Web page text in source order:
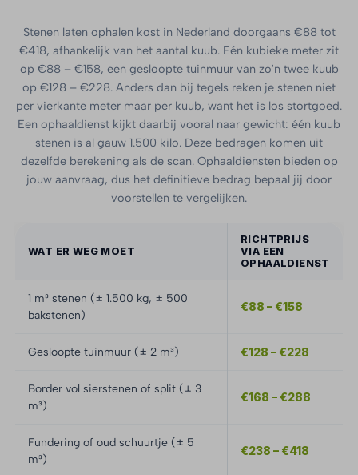
Stenen laten ophalen kost in Nederland doorgaans €88 tot
€418, afhankelijk van het aantal kuub. Eén kubieke meter zit
op €88 – €158, een gesloopte tuinmuur van zo'n twee kuub
op €128 – €228. Anders dan bij tegels reken je stenen niet
per vierkante meter maar per kuub, want het is los stortgoed.
Een ophaaldienst kijkt daarbij vooral naar gewicht: één kuub
stenen is al gauw 1.500 kilo. Deze bedragen komen uit
dezelfde berekening als de scan. Ophaaldiensten bieden op
jouw aanvraag, dus het definitieve bedrag bepaal jij door
voorstellen te vergelijken.
WAT ER WEG MOET
RICHTPRIJS
VIA EEN
OPHAALDIENST
1 m³ stenen (± 1.500 kg, ± 500
bakstenen)
€88 – €158
Gesloopte tuinmuur (± 2 m³) €128 – €228
Border vol sierstenen of split (± 3
m³)
€168 – €288
Fundering of oud schuurtje (± 5
m³)
€238 – €418